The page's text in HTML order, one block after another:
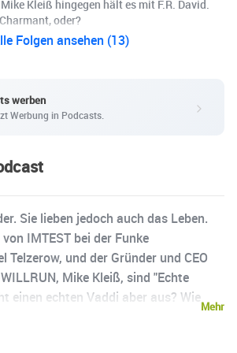
Mike Kleiß hingegen hält es mit F.R. David.
oder?
Folgen ansehen (13)
werben
Werbung in Podcasts.
Sie lieben jedoch auch das Leben.
IMTEST bei der Funke
Telzerow, und der Gründer und CEO
Mike Kleiß, sind "Echte
einen echten Vaddi aber aus? Wie
Mehr